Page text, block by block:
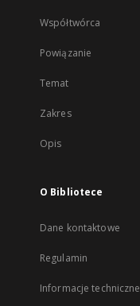
Współtwórca
Powiązanie
Temat
Zakres
Opis
O Bibliotece
Dane kontaktowe
Regulamin
Informacje techniczne